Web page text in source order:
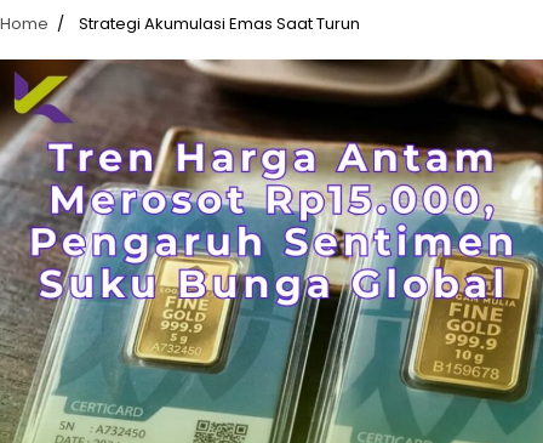
Home Strategi Akumulasi Emas Saat Turun